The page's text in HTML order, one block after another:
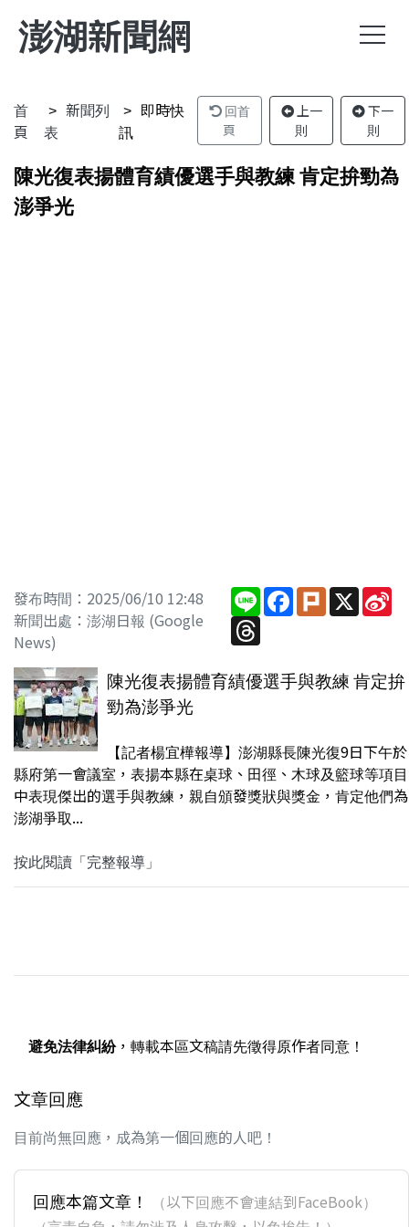
澎湖新聞網
首
頁
新聞列
表
即時快
訊
回首
頁
上一
則
下一
則
陳光復表揚體育績優選手與教練 肯定拚勁為
澎爭光
發布時間：2025/06/10 12:48
新聞出處：澎湖日報 (Google
News)
Line Facebook
PlurkX
Threads
陳光復表揚體育績優選手與教練 肯定拚
勁為澎爭光
【記者楊宜樺報導】澎湖縣長陳光復9日下午於
縣府第一會議室，表揚本縣在桌球、田徑、木球及籃球等項目
中表現傑出的選手與教練，親自頒發獎狀與獎金，肯定他們為
澎湖爭取...
按此閱讀「完整報導」
避免法律糾紛，轉載本區文稿請先徵得原作者同意！
文章回應
目前尚無回應，成為第一個回應的人吧！
回應本篇文章！
（以下回應不會連結到FaceBook）